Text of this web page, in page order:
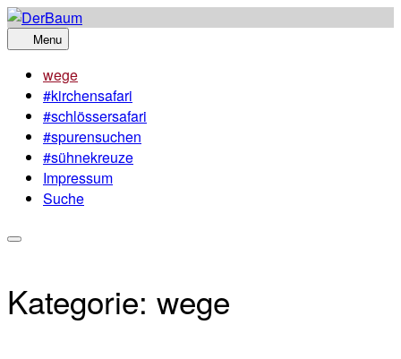
Skip
to
Menu
wege
#kirchensafari
#schlössersafari
#spurensuchen
#sühnekreuze
Impressum
Suche
Kategorie: wege